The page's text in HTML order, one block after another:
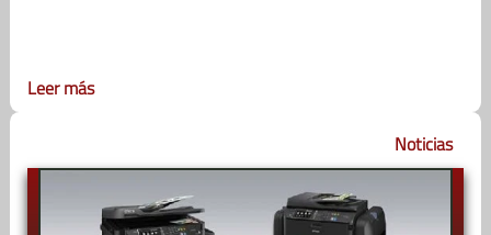
Leer más
Noticias